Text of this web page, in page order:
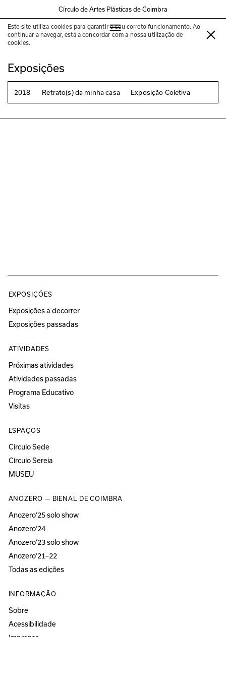
Círculo de Artes Plásticas de Coimbra
Este site utiliza cookies para garantir o seu correto funcionamento. Ao
continuar a navegar, está a concordar com a nossa utilização de
cookies.
Joaquim Almeida
Exposições
2018 Retrato(s) da minha casa Exposição Coletiva
EXPOSIÇÕES
Exposições a decorrer
Exposições passadas
ATIVIDADES
Próximas atividades
Atividades passadas
Programa Educativo
Visitas
ESPAÇOS
Círculo Sede
Círculo Sereia
MUSEU
ANOZERO — BIENAL DE COIMBRA
Anozero‘25 solo show
Anozero‘24
Anozero‘23 solo show
Anozero‘21–22
Todas as edições
INFORMAÇÃO
Sobre
Acessibilidade
Imprensa